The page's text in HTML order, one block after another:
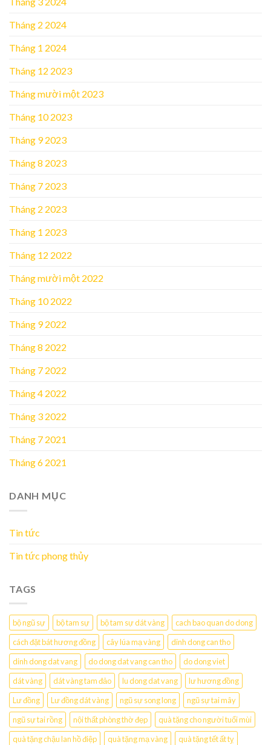
Tháng 2 2024
Tháng 1 2024
Tháng 12 2023
Tháng mười một 2023
Tháng 10 2023
Tháng 9 2023
Tháng 8 2023
Tháng 7 2023
Tháng 2 2023
Tháng 1 2023
Tháng 12 2022
Tháng mười một 2022
Tháng 10 2022
Tháng 9 2022
Tháng 8 2022
Tháng 7 2022
Tháng 4 2022
Tháng 3 2022
Tháng 7 2021
Tháng 6 2021
DANH MỤC
Tin tức
Tin tức phong thủy
TAGS
bộ ngũ sự bộ tam sự bộ tam sự dát vàng
cach bao quan do dong
cách đặt bát hương đồng
cây lúa mạ vàng
dinh dong can tho
dinh dong dat vang
do dong dat vang can tho
do dong viet
dát vàng
dát vàng tam đảo lu dong dat vang
lư hương đồng
Lư đồng
Lư đồng dát vàng ngũ sự song long
ngũ sự tai mây
ngũ sự tai rồng
nội thất phòng thờ đẹp
quà tặng cho người tuổi mùi
quà tặng chậu lan hồ điệp
quà tặng mạ vàng quà tặng tết ất tỵ